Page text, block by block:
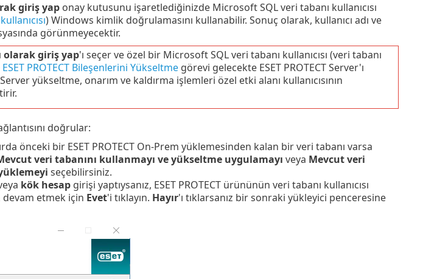
giriş yaponay kutusunu işaretlediğinizde Microsoft SQL veri tabanı kullanıcısı
) Windows kimlik doğrulamasını kullanabilir. Sonuç olarak, kullanıcı adı ve
görünmeyecektir.
olarak giriş yap'ı seçer ve özel bir Microsoft SQL veri tabanı kullanıcısı (veri tabanı
ESET PROTECT Bileşenlerini Yükseltmegörevi gelecekte ESET PROTECT Server'ı
yükseltme, onarım ve kaldırma işlemleri özel etki alanı kullanıcısının
doğrular:
önceki bir ESET PROTECT On-Prem yüklemesinden kalan bir veri tabanı varsa
veri tabanını kullanmayı ve yükseltme uygulamayı veya Mevcut veri
seçebilirsiniz.
kök hesapgirişi yaptıysanız, ESET PROTECT ürününün veri tabanı kullanıcısı
devam etmek için Evet'i tıklayın. Hayır'ı tıklarsanız bir sonraki yükleyici penceresine